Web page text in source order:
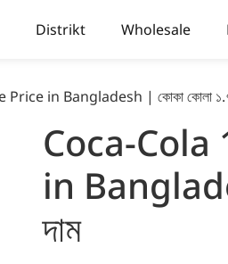
Distrikt Wholesale
in Bangladesh | কোকা কোলা ১.৭৫
Coca-
in
দাম